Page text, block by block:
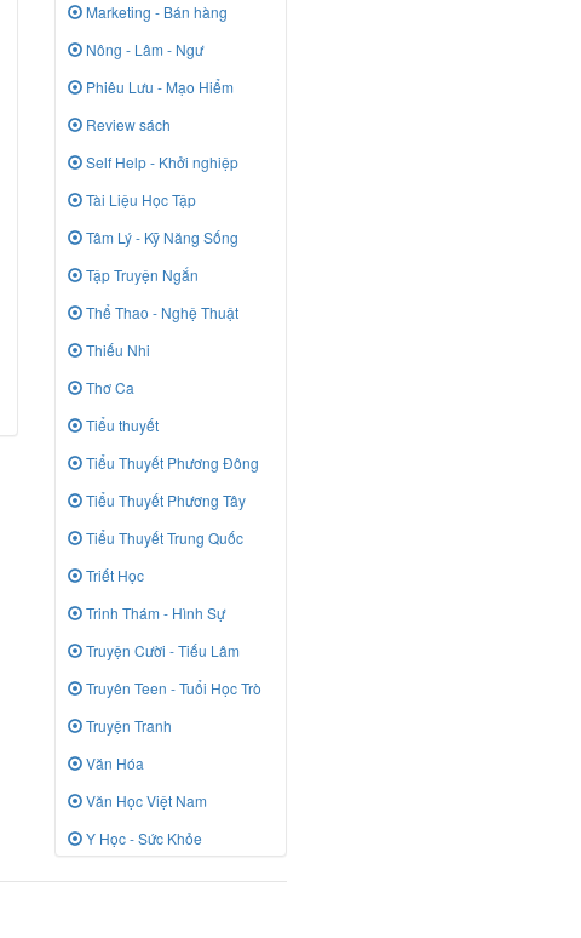
Marketing - Bán hàng
Nông - Lâm - Ngư
Phiêu Lưu - Mạo Hiểm
Review sách
Self Help - Khởi nghiệp
Tài Liệu Học Tập
Tâm Lý - Kỹ Năng Sống
Tập Truyện Ngắn
Thể Thao - Nghệ Thuật
Thiếu Nhi
Thơ Ca
Tiểu thuyết
Tiểu Thuyết Phương Đông
Tiểu Thuyết Phương Tây
Tiểu Thuyết Trung Quốc
Triết Học
Trinh Thám - Hình Sự
Truyện Cười - Tiếu Lâm
Truyên Teen - Tuổi Học Trò
Truyện Tranh
Văn Hóa
Văn Học Việt Nam
Y Học - Sức Khỏe